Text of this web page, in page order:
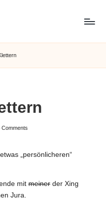
Comments
„persönlicheren“
mit meiner der Xing
Jura.